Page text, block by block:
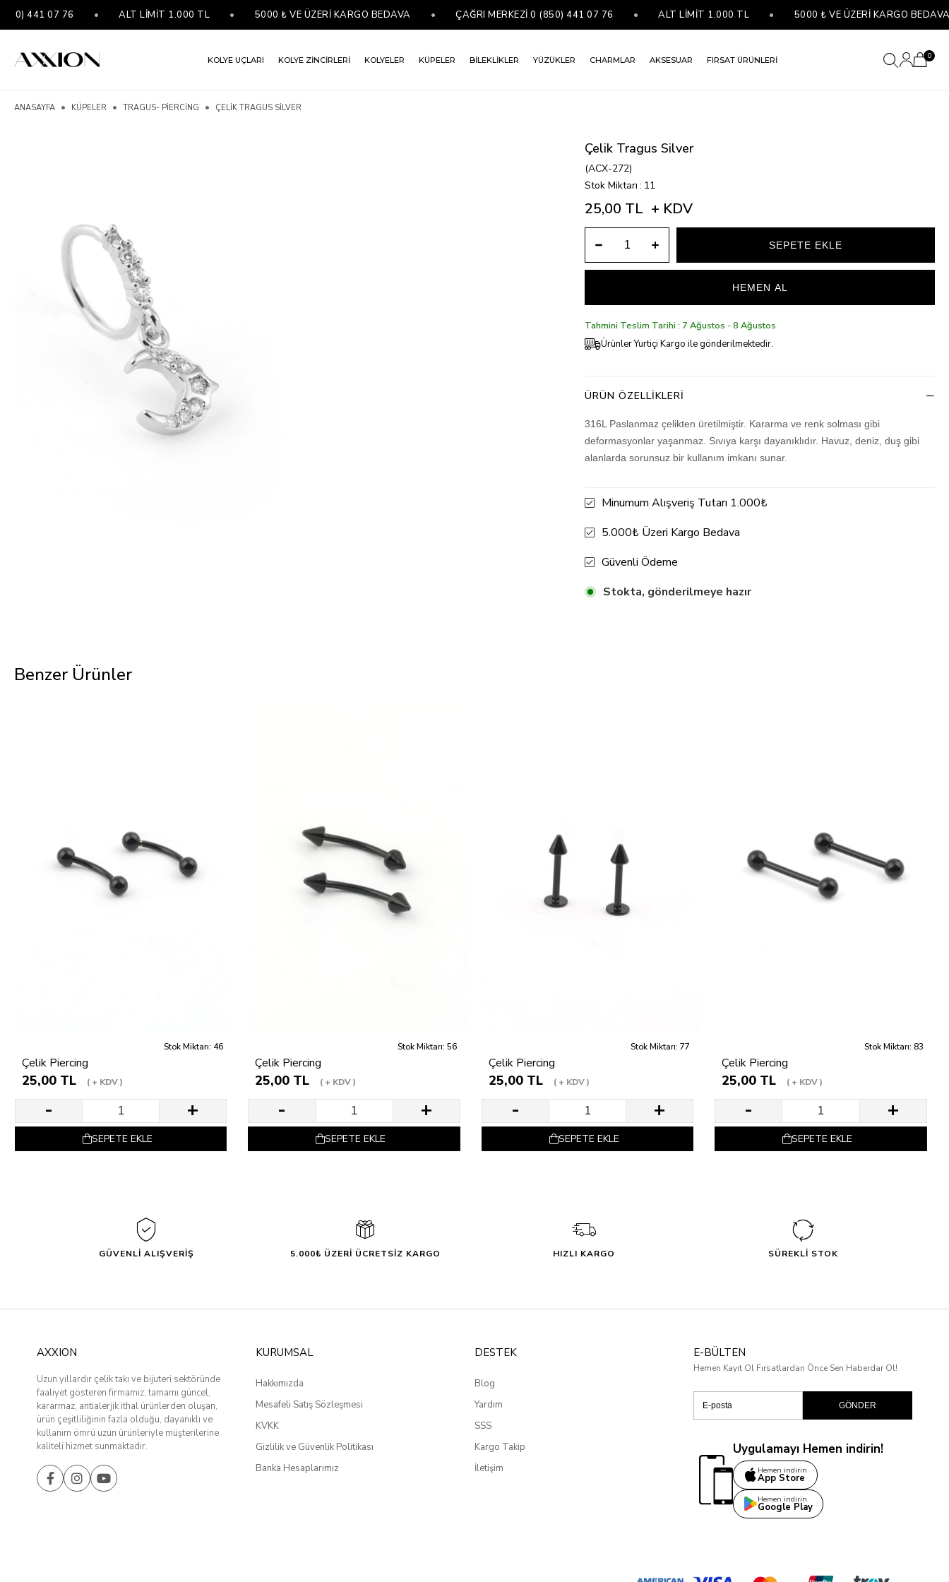
441 07 76 ALT LİMİT 1.000 TL • 5000 ₺ VE ÜZERİ KARGO BEDAVA • ÇAĞRI MERKEZİ 0 (850) 441 07 76 ALT LİMİT 1.000 TL • 5000 ₺ VE ÜZERİ KARGO BEDAVA
KOLYE UÇLARI KOLYE ZİNCİRLERİ KOLYELER KÜPELER BİLEKLİKLER YÜZÜKLER CHARMLAR AKSESUAR FIRSAT ÜRÜNLERİ 0
ANASAYFA KÜPELER TRAGUS- PIERCING ÇELIK TRAGUS SILVER
Çelik Tragus Silver
(ACX-272)
Stok Miktarı : 11
25,00 TL + KDV
Tahmini Teslim Tarihi : 7 Ağustos - 8 Ağustos
Ürünler Yurtiçi Kargo ile gönderilmektedir.
ÜRÜN ÖZELLIKLERI
316L Paslanmaz çelikten üretilmiştir. Kararma ve renk solması gibi
deformasyonlar yaşanmaz. Sıvıya karşı dayanıklıdır. Havuz, deniz, duş gibi
alanlarda sorunsuz bir kullanım imkanı sunar.
Minumum Alışveriş Tutarı 1.000₺
5.000₺ Üzeri Kargo Bedava
Güvenli Ödeme
Stokta, gönderilmeye hazır
Benzer Ürünler
Stok Miktarı: 46
Çelik Piercing
25,00 TL + KDV
SEPETE EKLE
Stok Miktarı: 56
Çelik Piercing
25,00 TL + KDV
SEPETE EKLE
Stok Miktarı: 77
Çelik Piercing
25,00 TL + KDV
SEPETE EKLE
Stok Miktarı: 83
Çelik Piercing
25,00 TL + KDV
SEPETE EKLE
GÜVENLİ ALIŞVERİŞ 5.000₺ ÜZERİ ÜCRETSİZ KARGO HIZLI KARGO SÜREKLİ STOK
AXXION
Uzun yıllardır çelik takı ve bijuteri sektöründe
faaliyet gösteren firmamız; tamamı güncel,
kararmaz, antialerjik ithal ürünlerden oluşan,
ürün çeşitliliğinin fazla olduğu, dayanıklı ve
kullanım ömrü uzun ürünleriyle müşterilerine
kaliteli hizmet sunmaktadır.
KURUMSAL
Hakkımızda
Mesafeli Satış Sözleşmesi
KVKK
Gizlilik ve Güvenlik Politikası
Banka Hesaplarımız
DESTEK
Blog
Yardım
SSS
Kargo Takip
İletişim
E-BÜLTEN
Hemen Kayıt Ol Fırsatlardan Önce Sen Haberdar Ol!
GÖNDER
Uygulamayı Hemen indirin!
Hemen indirin
App Store
Hemen indirin
Google Play